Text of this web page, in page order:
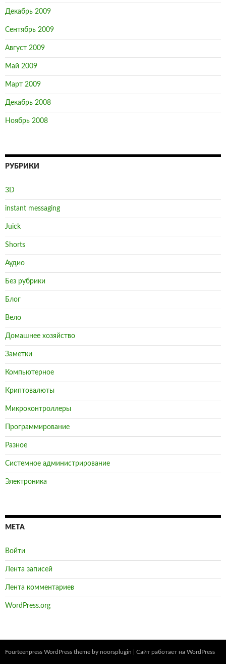
Декабрь 2009
Сентябрь 2009
Август 2009
Май 2009
Март 2009
Декабрь 2008
Ноябрь 2008
РУБРИКИ
3D
instant messaging
Juick
Shorts
Аудио
Без рубрики
Блог
Вело
Домашнее хозяйство
Заметки
Компьютерное
Криптовалюты
Микроконтроллеры
Программирование
Разное
Системное администрирование
Электроника
МЕТА
Войти
Лента записей
Лента комментариев
WordPress.org
Fourteenpress WordPress theme by noorsplugin Сайт работает на WordPress